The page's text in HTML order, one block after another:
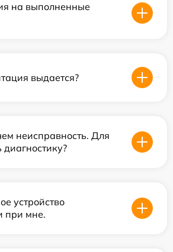
на выполненные
выдается?
неисправность. Для
диагностику?
устройство
при мне.